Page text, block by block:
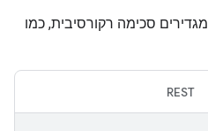
סכימה רקורסיבית, כמו
REST